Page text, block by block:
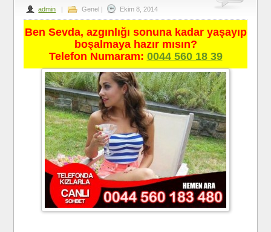
admin | Genel | Ekim 8, 2014
Ben Sevda, azgınlığı sonuna kadar yaşayıp
boşalmaya hazır mısın?
Telefon Numaram: 0044 560 18 39